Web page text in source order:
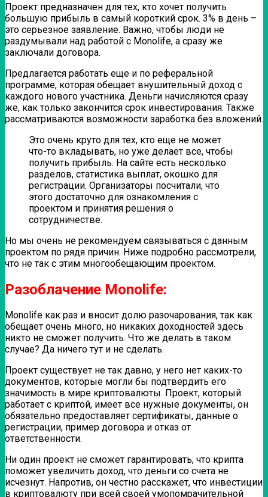
Проект предназначен для тех, кто хочет получить
большую прибыль в самый короткий срок. 3% в день –
это серьезное заявление. Важно, чтобы люди не
раздумывали над работой с Monolife, а сразу же
заключали договора.
Предлагается работать еще и по реферальной
программе, которая обещает внушительный доход с
каждого нового участника. Деньги начисляются сразу
же, как только закончится срок инвестирования. Также
рассматриваются возможности заработка без вложений.
Это очень круто для тех, кто еще не может
что-то вкладывать, но уже делает все, чтобы
получить прибыль. На сайте есть несколько
разделов, статистика выплат, окошко для
регистрации. Организаторы посчитали, что
этого достаточно для ознакомления с
проектом и принятия решения о
сотрудничестве.
Но мы очень не рекомендуем связываться с данным
проектом по рядя причин. Ниже подробно рассмотрели,
что не так с этим многообещающим проектом.
Разоблачение Monolife:
Monolife как раз и вносит долю разочарования, так как
обещает очень много, но никаких доходностей здесь
никто не сможет получить. Что же делать в таком
случае? Да ничего тут и не сделать.
Проект существует не так давно, у него нет каких-то
документов, которые могли бы подтвердить его
значимость в мире криптовалюты. Проект, который
работает с криптой, имеет все нужные документы, он
обязательно предоставляет сертификаты, данные о
регистрации, пример договора и отказ от
ответственности.
Ни один проект не сможет гарантировать, что крипта
поможет увеличить доход, что деньги со счета не
исчезнут. Напротив, он честно расскажет, что инвестиции
в криптовалюту при всей своей умопомрачительной